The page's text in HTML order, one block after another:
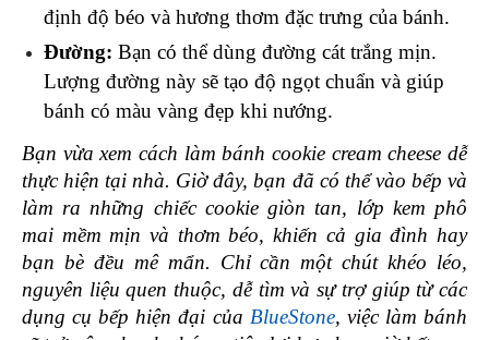
định độ béo và hương thơm đặc trưng của bánh.
Đường: Bạn có thể dùng đường cát trắng mịn.
Lượng đường này sẽ tạo độ ngọt chuẩn và giúp
bánh có màu vàng đẹp khi nướng.
Bạn vừa xem cách làm bánh cookie cream cheese dễ
thực hiện tại nhà. Giờ đây, bạn đã có thể vào bếp và
làm ra những chiếc cookie giòn tan, lớp kem phô
mai mềm mịn và thơm béo, khiến cả gia đình hay
bạn bè đều mê mẩn. Chỉ cần một chút khéo léo,
nguyên liệu quen thuộc, dễ tìm và sự trợ giúp từ các
dụng cụ bếp hiện đại của BlueStone, việc làm bánh